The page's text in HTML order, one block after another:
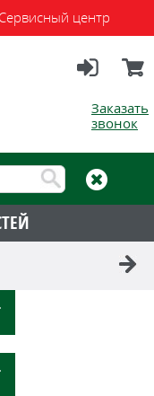
Сервисный центр
Заказать
звонок